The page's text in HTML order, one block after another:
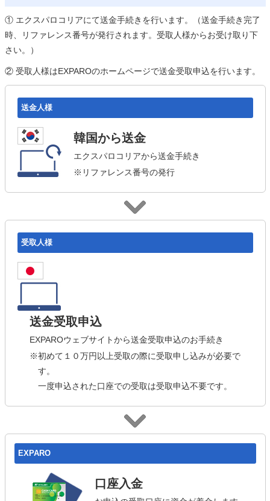
① エクスパロコリアにて送金手続きを行います。（送金手続き完了
時、リファレンス番号が発行されます。受取人様からお受け取り下
さい。）
② 受取人様はEXPAROのホームページで送金受取申込を行います。
送金人様
韓国から送金
エクスパロコリアから送金手続き
※リファレンス番号の発行
受取人様
送金受取申込
EXPAROウェブサイトから送金受取申込のお手続き
※初めて１０万円以上受取の際に受取申し込みが必要で
す。
一度申込された口座での受取は受取申込不要です。
EXPARO
口座入金